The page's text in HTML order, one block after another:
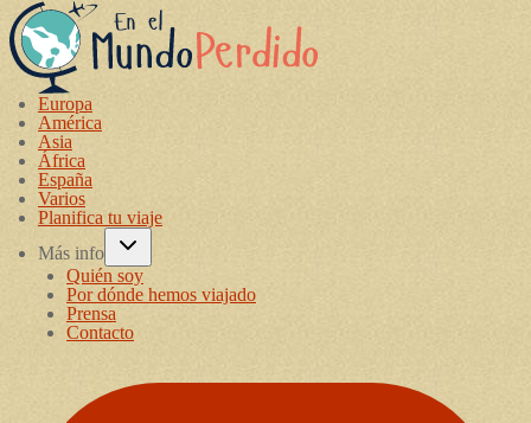
Europa
América
Asia
África
España
Varios
Planifica tu viaje
Más info
Quién soy
Por dónde hemos viajado
Prensa
Contacto